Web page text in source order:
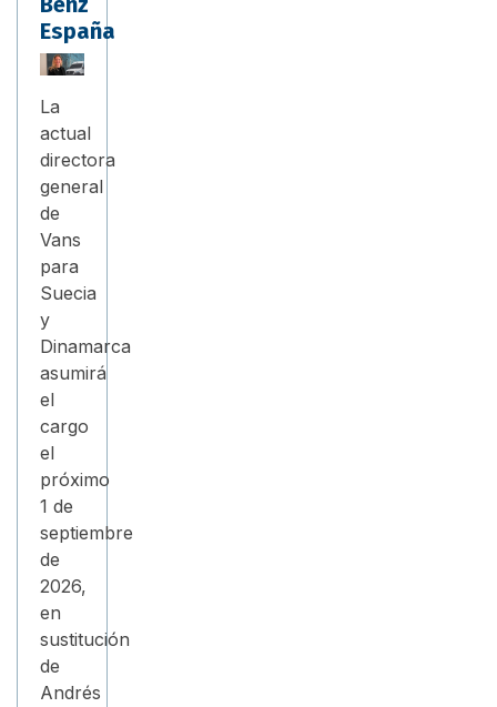
España
La
actual
directora
general
de
Vans
para
Suecia
y
Dinamarca
asumirá
el
cargo
el
próximo
1 de
septiembre
de
2026,
en
sustitución
de
Andrés